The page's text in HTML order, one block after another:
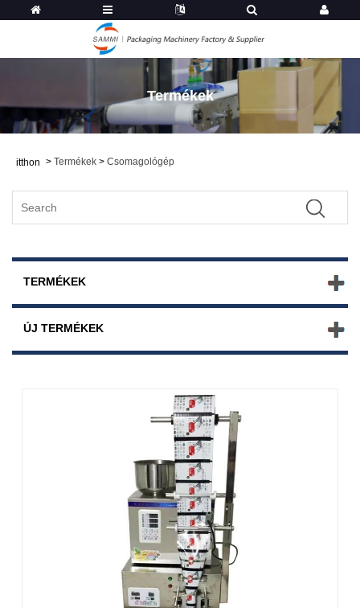
Termékek
itthon > Termékek > Csomagológép
TERMÉKEK
ÚJ TERMÉKEK